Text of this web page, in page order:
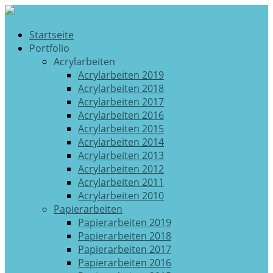
Startseite
Portfolio
Acrylarbeiten
Acrylarbeiten 2019
Acrylarbeiten 2018
Acrylarbeiten 2017
Acrylarbeiten 2016
Acrylarbeiten 2015
Acrylarbeiten 2014
Acrylarbeiten 2013
Acrylarbeiten 2012
Acrylarbeiten 2011
Acrylarbeiten 2010
Papierarbeiten
Papierarbeiten 2019
Papierarbeiten 2018
Papierarbeiten 2017
Papierarbeiten 2016